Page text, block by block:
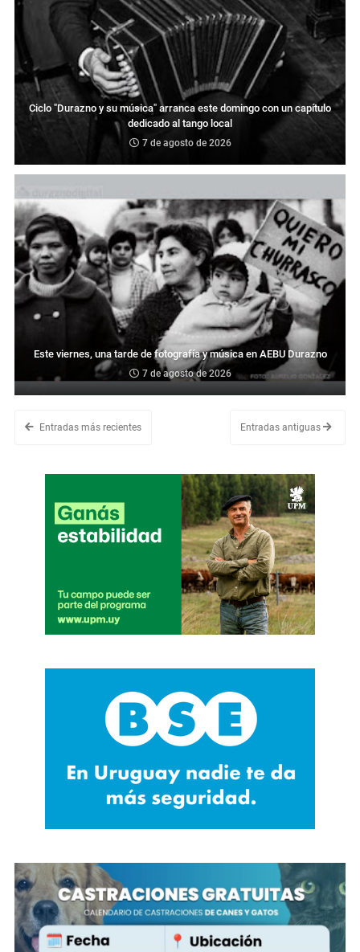
Ciclo "Durazno y su música" arranca este domingo con un capítulo
dedicado al tango local
7 de agosto de 2026
Este viernes, una tarde de fotografía y música en AEBU Durazno
7 de agosto de 2026
Entradas más recientes Entradas antiguas